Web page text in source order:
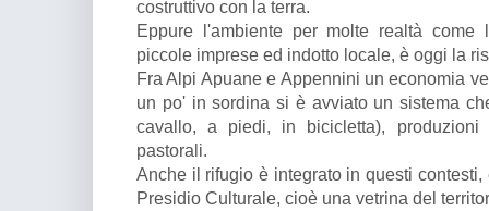
costruttivo con la terra.
Eppure l'ambiente per molte realtà come
piccole imprese ed indotto locale, è oggi la
Fra Alpi Apuane e Appennini un economia
un po' in sordina si è avviato un sistema
cavallo, a piedi, in bicicletta), produzioni
pastorali.
Anche il rifugio è integrato in questi
Presidio Culturale, cioè una vetrina del